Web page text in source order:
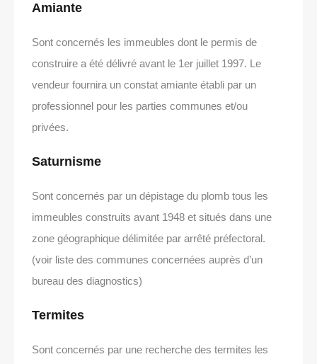
Amiante
Sont concernés les immeubles dont le permis de
construire a été délivré avant le 1er juillet 1997. Le
vendeur fournira un constat amiante établi par un
professionnel pour les parties communes et/ou
privées.
Saturnisme
Sont concernés par un dépistage du plomb tous les
immeubles construits avant 1948 et situés dans une
zone géographique délimitée par arrêté préfectoral.
(voir liste des communes concernées auprès d’un
bureau des diagnostics)
Termites
Sont concernés par une recherche des termites les